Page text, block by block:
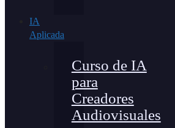
IA
Aplicada
Curso de IA
para
Creadores
Audiovisuales